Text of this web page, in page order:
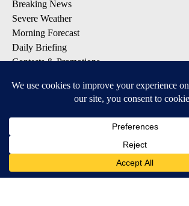
Breaking News
Severe Weather
Morning Forecast
Daily Briefing
Contests & Promotions
DOWNLOAD OUR APPS
Available for iOS and Android